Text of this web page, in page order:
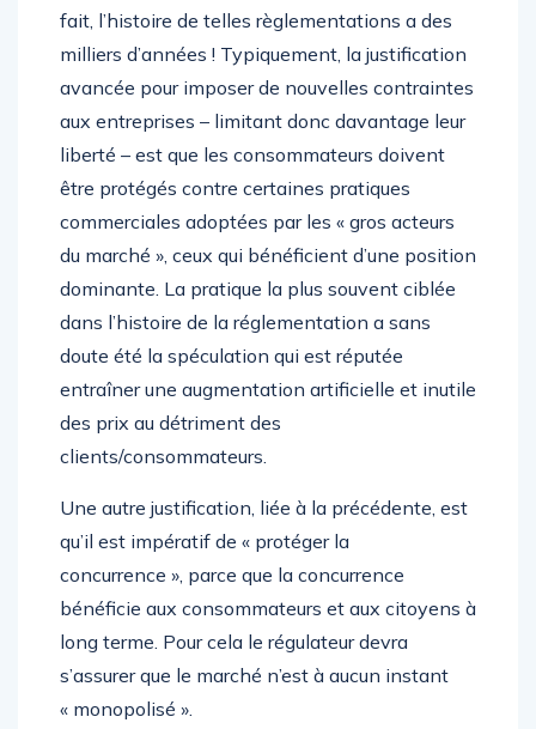
fait, l’histoire de telles règlementations a des
milliers d’années ! Typiquement, la justification
avancée pour imposer de nouvelles contraintes
aux entreprises – limitant donc davantage leur
liberté – est que les consommateurs doivent
être protégés contre certaines pratiques
commerciales adoptées par les « gros acteurs
du marché », ceux qui bénéficient d’une position
dominante. La pratique la plus souvent ciblée
dans l’histoire de la réglementation a sans
doute été la spéculation qui est réputée
entraîner une augmentation artificielle et inutile
des prix au détriment des
clients/consommateurs.
Une autre justification, liée à la précédente, est
qu’il est impératif de « protéger la
concurrence », parce que la concurrence
bénéficie aux consommateurs et aux citoyens à
long terme. Pour cela le régulateur devra
s’assurer que le marché n’est à aucun instant
« monopolisé ».